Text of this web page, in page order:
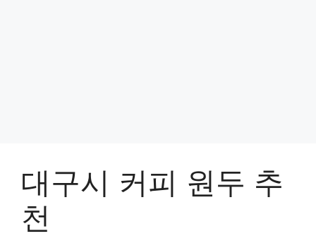
대구시 커피 원두 추
천